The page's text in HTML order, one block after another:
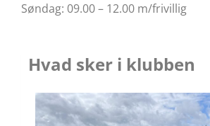
Søndag: 09.00 – 12.00 m/frivillig
Hvad sker i klubben